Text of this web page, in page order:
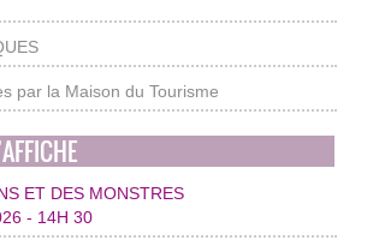
par la Maison du Tourisme
ET DES MONSTRES
- 14H 30